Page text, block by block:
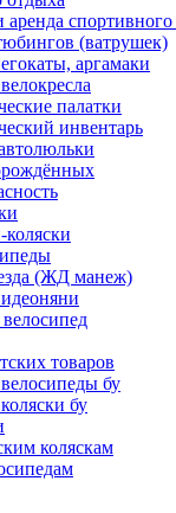
аренда спортивного
(ватрушек)
аргамаки
палатки
инвентарь
коляски
(ЖД манеж)
товаров
бу
бу
коляскам